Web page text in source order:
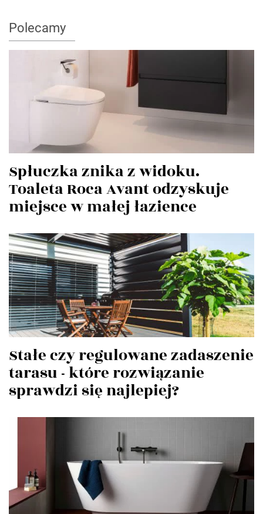
Polecamy
Spłuczka znika z widoku.
Toaleta Roca Avant odzyskuje
miejsce w małej łazience
Stałe czy regulowane zadaszenie
tarasu - które rozwiązanie
sprawdzi się najlepiej?